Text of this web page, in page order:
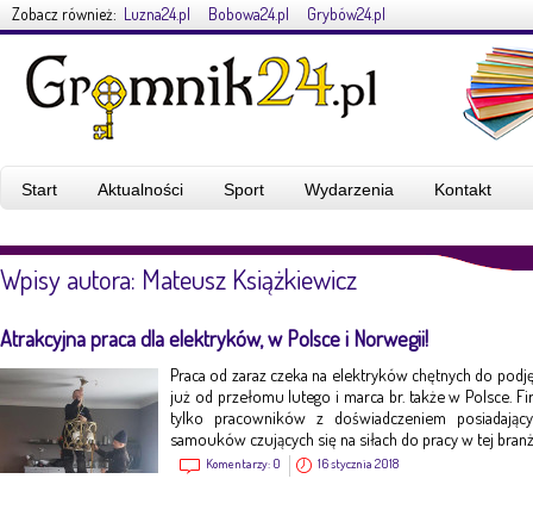
Zobacz również: Luzna24.pl Bobowa24.pl Grybów24.pl
Start Aktualności Sport Wydarzenia Kontakt
Wpisy autora: Mateusz Książkiewicz
Atrakcyjna praca dla elektryków, w Polsce i Norwegii!
Praca od zaraz czeka na elektryków chętnych do
już od przełomu lutego i marca br. także w Polsce.
tylko pracowników z doświadczeniem
samouków czujących się na siłach do pracy w tej
Komentarzy: 0 16 stycznia 2018